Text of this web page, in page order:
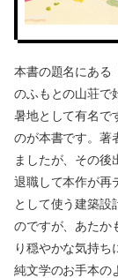
本書の題名にある
のふもとの山荘で
暑地として有名で
のが本書です。著
ましたが、その後
退職して本作が再
として使う建築設
のですが、あたか
り穏やかな気持ち
純文学のお手本の